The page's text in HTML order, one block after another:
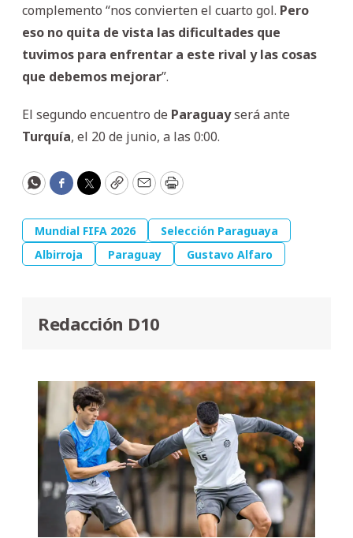
complemento “nos convierten el cuarto gol. Pero
eso no quita de vista las dificultades que
tuvimos para enfrentar a este rival y las cosas
que debemos mejorar”.
El segundo encuentro de Paraguayserá ante
Turquía, el 20 de junio, a las 0:00.
WhatsApp
Facebook
Twitter
CopyEmailPrint
Mundial FIFA 2026
Selección Paraguaya
Albirroja
Paraguay Gustavo Alfaro
Redacción D10